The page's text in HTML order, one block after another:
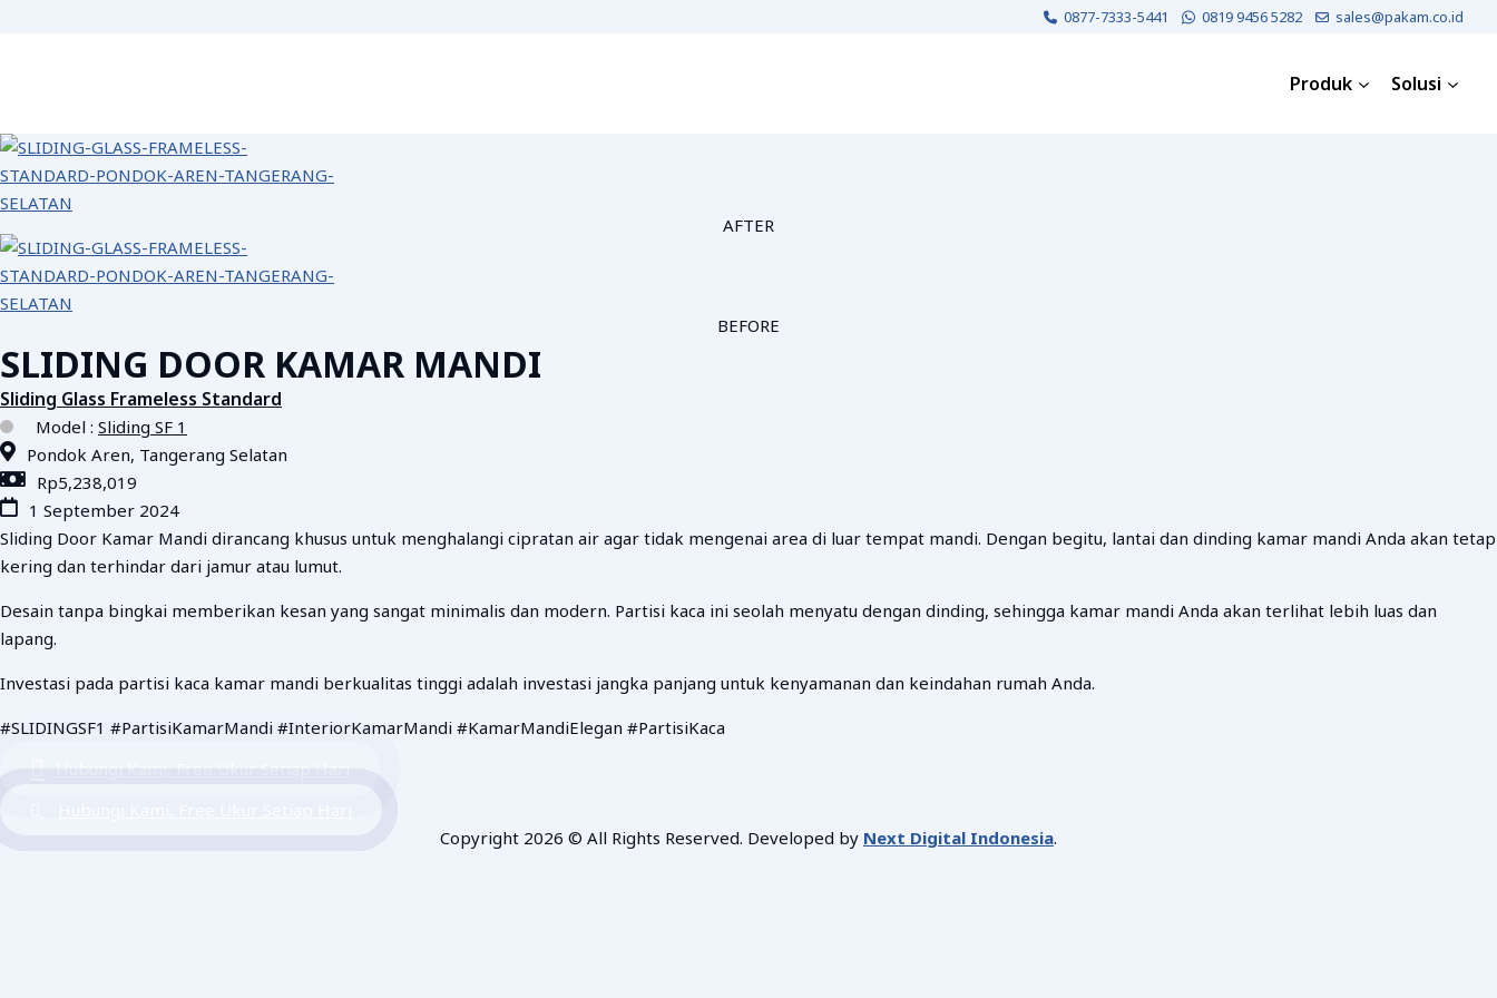
0877-7333-5441 0819 9456 5282 sales@pakam.co.id
Produk Solusi
AFTER
BEFORE
SLIDING DOOR KAMAR MANDI
Sliding Glass Frameless Standard
Model : Sliding SF 1
Pondok Aren, Tangerang Selatan
Rp5,238,019
1 September 2024
Sliding Door Kamar Mandi dirancang khusus untuk menghalangi cipratan air agar tidak mengenai area di luar tempat mandi. Dengan begitu, lantai dan dinding kamar mandi Anda akan tetap
kering dan terhindar dari jamur atau lumut.
Desain tanpa bingkai memberikan kesan yang sangat minimalis dan modern. Partisi kaca ini seolah menyatu dengan dinding, sehingga kamar mandi Anda akan terlihat lebih luas dan
lapang.
Investasi pada partisi kaca kamar mandi berkualitas tinggi adalah investasi jangka panjang untuk kenyamanan dan keindahan rumah Anda.
#SLIDINGSF1 #PartisiKamarMandi #InteriorKamarMandi #KamarMandiElegan #PartisiKaca
Hubungi Kami, Free Ukur Setiap Hari
Copyright 2026 © All Rights Reserved. Developed by Next Digital Indonesia.